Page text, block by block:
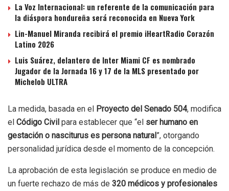
La Voz Internacional: un referente de la comunicación para
la diáspora hondureña será reconocida en Nueva York
Lin-Manuel Miranda recibirá el premio iHeartRadio Corazón
Latino 2026
Luis Suárez, delantero de Inter Miami CF es nombrado
Jugador de la Jornada 16 y 17 de la MLS presentado por
Michelob ULTRA
La medida, basada en el Proyecto del Senado 504, modifica
el Código Civil para establecer que “el ser humano en
gestación o nasciturus es persona natural”, otorgando
personalidad jurídica desde el momento de la concepción.
La aprobación de esta legislación se produce en medio de
un fuerte rechazo de más de 320 médicos y profesionales